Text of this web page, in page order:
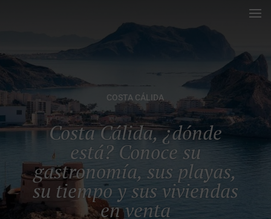
COSTA CÁLIDA
Costa Cálida, ¿dónde
está? Conoce su
gastronomía, sus playas,
su tiempo y sus viviendas
en venta